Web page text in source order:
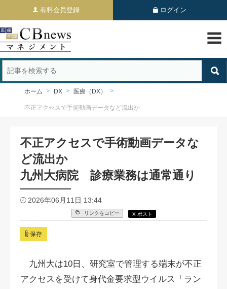
有料会員登録 ログイン
ホーム DX 医療（DX）
不正アクセスで手術動画データなど流出か
不正アクセスで手術動画データな
ど流出か
九州大病院 診療業務は通常通り
2026年06月11日 13:44
リンクをコピー X ポスト
保存
九州大は10日、研究室で管理する端末が不正
アクセスを受けて身代金要求型ウイルス「ラン